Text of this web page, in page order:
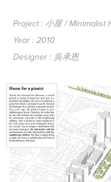
Project : 小屋 / Minimalist
Year : 2010
Designer : 吳承恩